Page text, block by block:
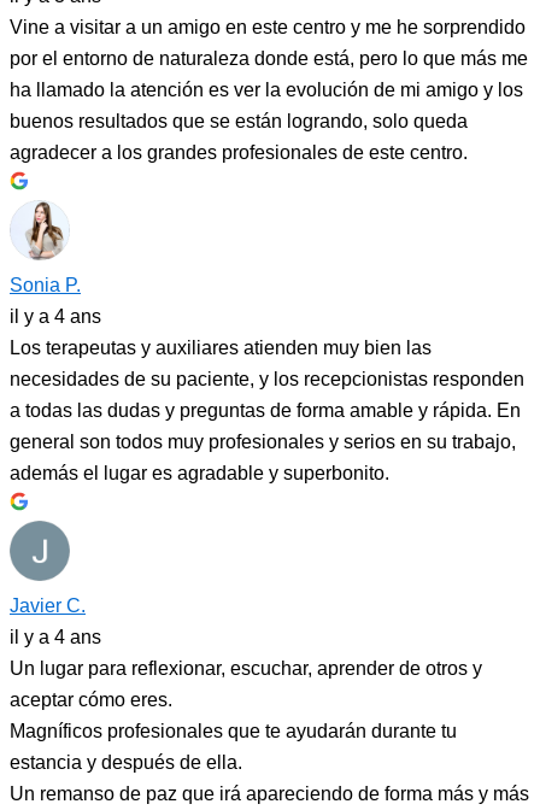
Vine a visitar a un amigo en este centro y me he sorprendido
por el entorno de naturaleza donde está, pero lo que más me
ha llamado la atención es ver la evolución de mi amigo y los
buenos resultados que se están logrando, solo queda
agradecer a los grandes profesionales de este centro.
Sonia P.
il y a 4 ans
Los terapeutas y auxiliares atienden muy bien las
necesidades de su paciente, y los recepcionistas responden
a todas las dudas y preguntas de forma amable y rápida. En
general son todos muy profesionales y serios en su trabajo,
además el lugar es agradable y superbonito.
Javier C.
il y a 4 ans
Un lugar para reflexionar, escuchar, aprender de otros y
aceptar cómo eres.
Magníficos profesionales que te ayudarán durante tu
estancia y después de ella.
Un remanso de paz que irá apareciendo de forma más y más